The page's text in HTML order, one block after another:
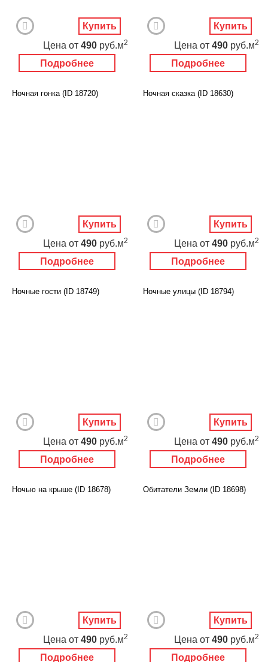
Подробнее
Цена от 490 руб.м2
Купить
Подробнее
Цена от 490 руб.м2
Купить
Ночная гонка (ID 18720)
Подробнее
Цена от 490 руб.м2
Купить
Ночная сказка (ID 18630)
Подробнее
Цена от 490 руб.м2
Купить
Ночные гости (ID 18749)
Подробнее
Цена от 490 руб.м2
Купить
Ночные улицы (ID 18794)
Подробнее
Цена от 490 руб.м2
Купить
Ночью на крыше (ID 18678)
Подробнее
Цена от 490 руб.м2
Купить
Обитатели Земли (ID 18698)
Подробнее
Цена от 490 руб.м2
Купить